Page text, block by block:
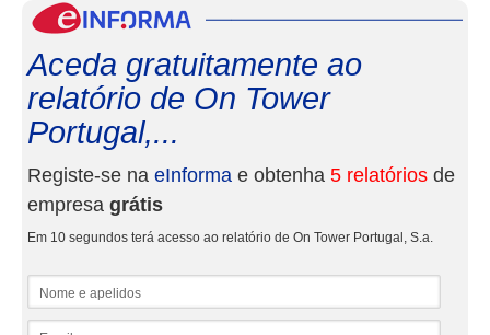
Aceda gratuitamente ao
relatório de On Tower
Portugal,...
Registe-se na eInforma e obtenha 5 relatórios de
empresa grátis
Em 10 segundos terá acesso ao relatório de On Tower Portugal, S.a.